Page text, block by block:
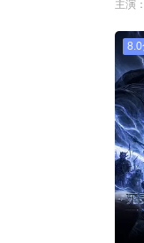
主演
8.0